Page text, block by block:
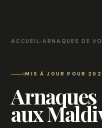
ACCUEIL›ARNAQUES DE
MIS À JOUR POUR
Arnaques
aux